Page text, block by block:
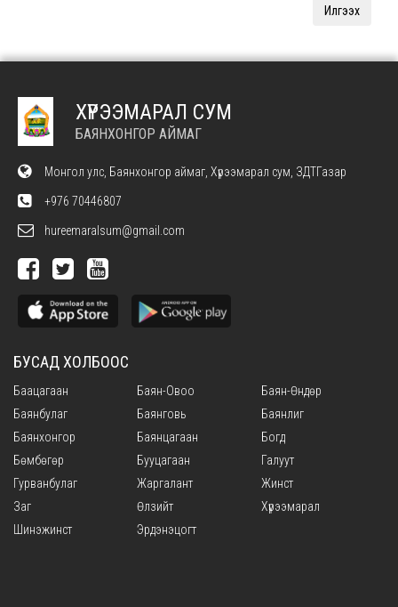
ХҮРЭЭМАРАЛ СУМ
БАЯНХОНГОР АЙМАГ
Монгол улс, Баянхонгор аймаг, Хүрээмарал сум, ЗДТГазар
+976 70446807
hureemaralsum@gmail.com
БУСАД ХОЛБООС
Баацагаан Баян-Овоо
Баян-Өндөр
Баянбулаг
Баянговь
Баянлиг
Баянхонгор
Баянцагаан
Богд
Бөмбөгөр
Бууцагаан
Галуут
Гурванбулаг
Жаргалант
Жинст
Заг
Өлзийт
Хүрээмарал
Шинэжинст
Эрдэнэцогт